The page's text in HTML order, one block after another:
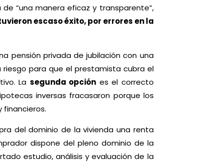
“una manera eficaz y transparente”,
escaso éxito, por errores en la
pensión privada de jubilación con una
para que el prestamista cubra el
La segunda opción es el correcto
inversas fracasaron porque los
financieros.
del dominio de la vivienda una renta
dispone del pleno dominio de la
estudio, análisis y evaluación de la